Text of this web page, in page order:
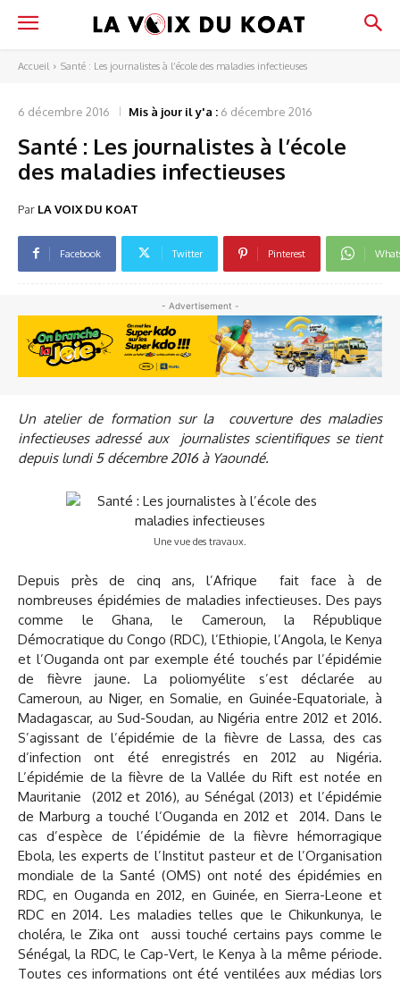
Accueil Santé : Les journalistes à l’école des maladies infectieuses
6 décembre 2016 Mis à jour il y'a : 6 décembre 2016
Santé : Les journalistes à l’école
des maladies infectieuses
Par LA VOIX DU KOAT
Facebook Twitter Pinterest
- Advertisement -
Un atelier de formation sur la couverture des maladies
infectieuses adressé aux journalistes scientifiques se tient
depuis lundi 5 décembre 2016 à Yaoundé.
Une vue des travaux.
Depuis près de cinq ans, l’Afrique fait face à de
nombreuses épidémies de maladies infectieuses. Des pays
comme le Ghana, le Cameroun, la République
Démocratique du Congo (RDC), l’Ethiopie, l’Angola, le Kenya
et l’Ouganda ont par exemple été touchés par l’épidémie
de fièvre jaune. La poliomyélite s’est déclarée au
Cameroun, au Niger, en Somalie, en Guinée-Equatoriale, à
Madagascar, au Sud-Soudan, au Nigéria entre 2012 et 2016.
S’agissant de l’épidémie de la fièvre de Lassa, des cas
d’infection ont été enregistrés en 2012 au Nigéria.
L’épidémie de la fièvre de la Vallée du Rift est notée en
Mauritanie (2012 et 2016), au Sénégal (2013) et l’épidémie
de Marburg a touché l’Ouganda en 2012 et 2014. Dans le
cas d’espèce de l’épidémie de la fièvre hémorragique
Ebola, les experts de l’Institut pasteur et de l’Organisation
mondiale de la Santé (OMS) ont noté des épidémies en
RDC, en Ouganda en 2012, en Guinée, en Sierra-Leone et
RDC en 2014. Les maladies telles que le Chikunkunya, le
choléra, le Zika ont aussi touché certains pays comme le
Sénégal, la RDC, le Cap-Vert, le Kenya à la même période.
Toutes ces informations ont été ventilées aux médias lors